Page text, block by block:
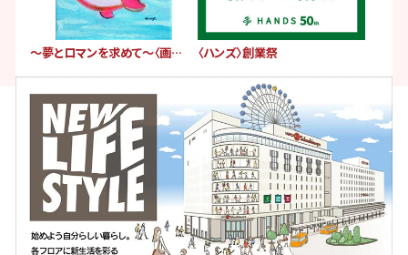
〜夢とロマンを求めて〜〈画業40周年記念〉清水 新也 洋画展 〈ハンズ〉創業祭